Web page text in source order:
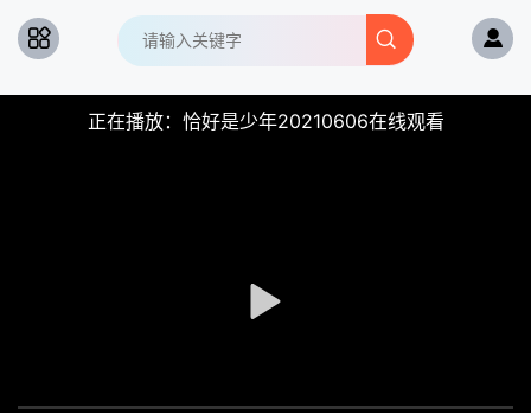
正在播放：恰好是少年20210606在线观看